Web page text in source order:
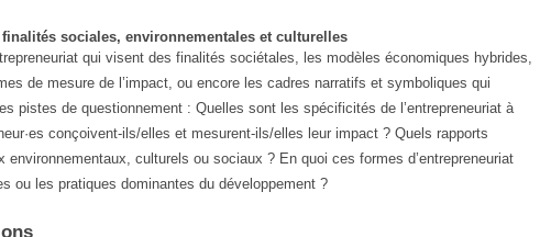
sociales, environnementales et culturelles
qui visent des finalités sociétales, les modèles économiques hybrides,
de mesure de l’impact, ou encore les cadres narratifs et symboliques qui
pistes de questionnement : Quelles sont les spécificités de l’entrepreneuriat à
conçoivent-ils/elles et mesurent-ils/elles leur impact ? Quels rapports
environnementaux, culturels ou sociaux ? En quoi ces formes d’entrepreneuriat
ou les pratiques dominantes du développement ?